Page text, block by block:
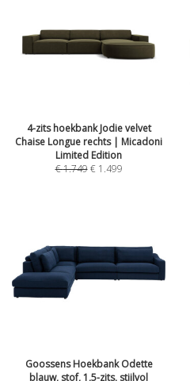
4-zits hoekbank Jodie velvet
Chaise Longue rechts | Micadoni
Limited Edition
€1.749 € 1.499
Goossens Hoekbank Odette
blauw, stof, 1,5-zits, stijlvol